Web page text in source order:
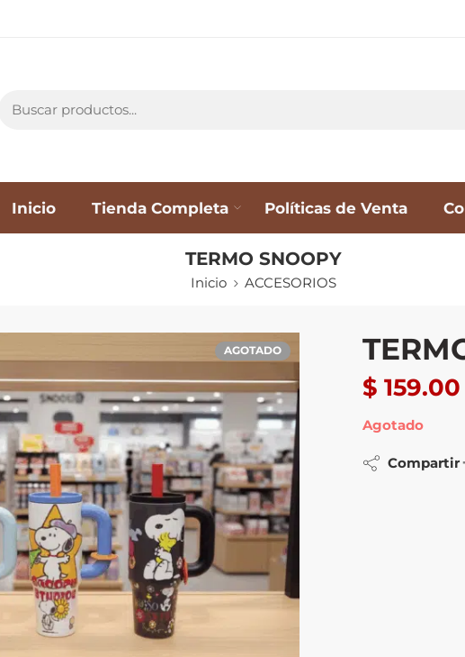
Inicio Tienda Completa Políticas de Venta
TERMO SNOOPY
Inicio ACCESORIOS
AGOTADO
$ 159.00
Agotado
Compartir